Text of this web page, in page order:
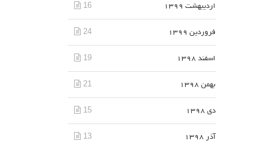
اردیبهشت 1399 16
فروردین 1399 24
اسفند 1398 19
بهمن 1398 21
دی 1398 15
آذر 1398 13